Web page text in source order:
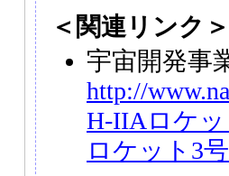
＜関連リンク＞
宇宙開発事
http://
H-IIAロケ
ロケット3